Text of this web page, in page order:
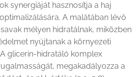
synergiáját hasznosítja a haj
A malátában lévő
mélyen hidratálnak, miközben
nyújtanak a környezeti
glicerin-hidratáló komplex
megakadályozza a